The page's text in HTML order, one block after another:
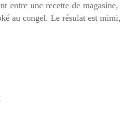
entre une recette de magasine,
au congel. Le résulat est mimi,